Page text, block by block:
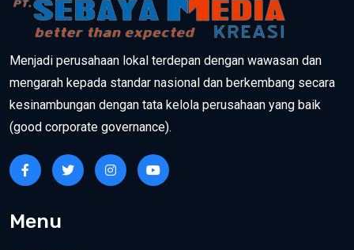
Menjadi perusahaan lokal terdepan dengan wawasan dan
mengarah kepada standar nasional dan berkembang secara
kesinambungan dengan tata kelola perusahaan yang baik
(good corporate governance).
Menu